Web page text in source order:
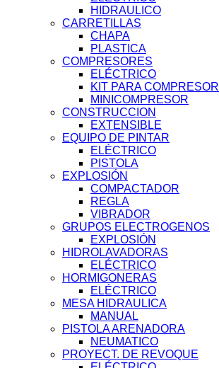
HIDRAULICO
CARRETILLAS
CHAPA
PLASTICA
COMPRESORES
ELÉCTRICO
KIT PARA COMPRESOR
MINICOMPRESOR
CONSTRUCCION
EXTENSIBLE
EQUIPO DE PINTAR
ELÉCTRICO
PISTOLA
EXPLOSIÓN
COMPACTADOR
REGLA
VIBRADOR
GRUPOS ELECTROGENOS
EXPLOSIÓN
HIDROLAVADORAS
ELÉCTRICO
HORMIGONERAS
ELÉCTRICO
MESA HIDRAULICA
MANUAL
PISTOLA ARENADORA
NEUMATICO
PROYECT. DE REVOQUE